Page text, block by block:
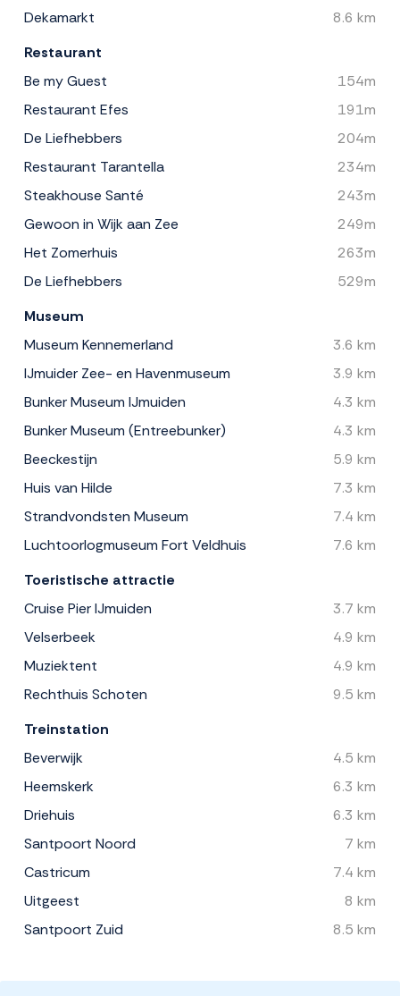
Dekamarkt
8.6 km
Restaurant
Be my Guest
154m
Restaurant Efes
191m
De Liefhebbers
204m
Restaurant Tarantella
234m
Steakhouse Santé
243m
Gewoon in Wijk aan Zee
249m
Het Zomerhuis
263m
De Liefhebbers
529m
Museum
Museum Kennemerland
3.6 km
IJmuider Zee- en Havenmuseum
3.9 km
Bunker Museum IJmuiden
4.3 km
Bunker Museum (Entreebunker)
4.3 km
Beeckestijn
5.9 km
Huis van Hilde
7.3 km
Strandvondsten Museum
7.4 km
Luchtoorlogmuseum Fort Veldhuis
7.6 km
Toeristische attractie
Cruise Pier IJmuiden
3.7 km
Velserbeek
4.9 km
Muziektent
4.9 km
Rechthuis Schoten
9.5 km
Treinstation
Beverwijk
4.5 km
Heemskerk
6.3 km
Driehuis
6.3 km
Santpoort Noord
7 km
Castricum
7.4 km
Uitgeest
8 km
Santpoort Zuid
8.5 km